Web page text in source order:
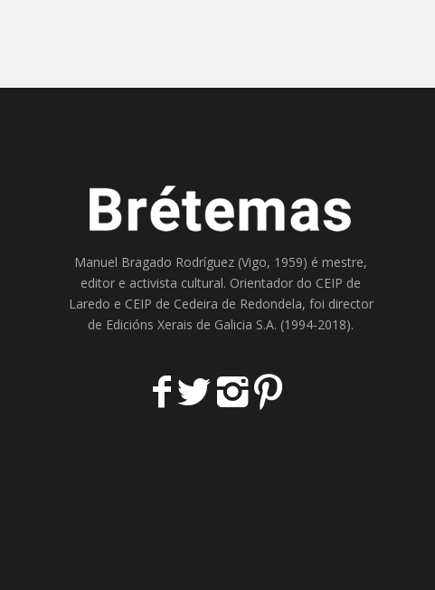
Manuel Bragado Rodríguez (Vigo, 1959) é mestre,
editor e activista cultural. Orientador do CEIP de
Laredo e CEIP de Cedeira de Redondela, foi director
de Edicións Xerais de Galicia S.A. (1994-2018).